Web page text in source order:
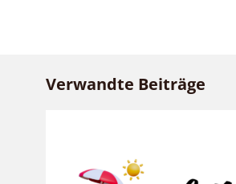
Verwandte Beiträge